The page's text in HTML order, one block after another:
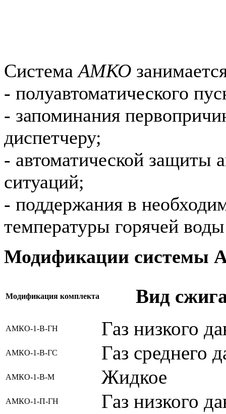
СистемаАМКО
- полуавтоматического
- запоминания
диспетчеру;
- автоматической защиты
ситуаций;
- поддержания в
температуры горячей
Модификации
Модификация комплекта Вид
АМКО-1-В-ГН Газ низкого
АМКО-1-В-ГС Газ среднего
АМКО-1-В-М Жидкое
АМКО-1-П-ГН Газ низкого